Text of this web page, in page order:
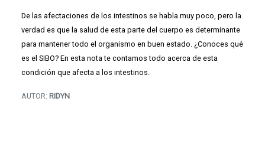
De las afectaciones de los intestinos se habla muy poco, pero la
verdad es que la salud de esta parte del cuerpo es determinante
para mantener todo el organismo en buen estado. ¿Conoces qué
es el SIBO? En esta nota te contamos todo acerca de esta
condición que afecta a los intestinos.
AUTOR: RIDYN